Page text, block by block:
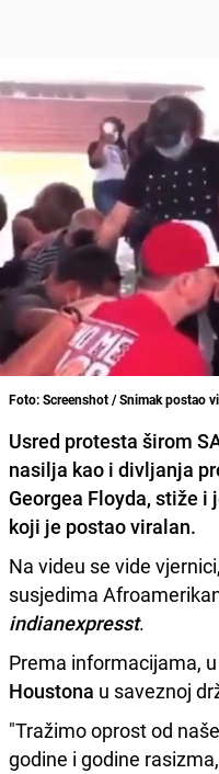
Foto: Screenshot / Snimak postao
Usred protesta širom
nasilja kao i divljanja
Georgea Floyda, stiže i
koji je postao viralan.
Na videu se vide
susjedima
indianexpresst.
Prema informacijama,
Houstona u saveznoj
"Tražimo oprost od
godine i godine